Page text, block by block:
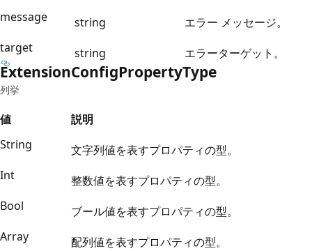
message
string
エラー メッセージ。
target
string エラーターゲット。
ExtensionConfigPropertyType
列挙
値
説明
String
文字列値を表すプロパティの型。
Int
整数値を表すプロパティの型。
Bool
ブール値を表すプロパティの型。
Array
配列値を表すプロパティの型。